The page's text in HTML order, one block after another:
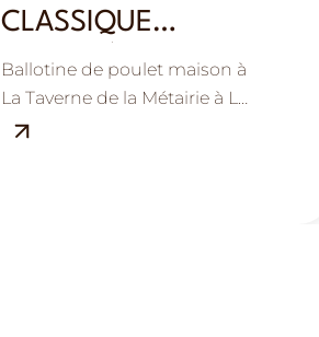
CLASSIQUE
REVISITÉE ET
GOURMANDE
Ballotine de poulet maison à
La Taverne de la Métairie à La
Ville-aux-Dames, près de